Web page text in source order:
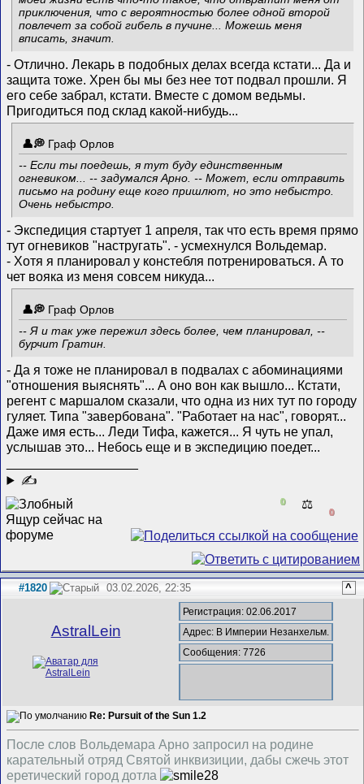
приключения, что с вероятностью более одной второй
повлечет за собой гибель в пучине... Можешь меня
вписать, значит.
- Отлично. Лекарь в подобных делах всегда кстати... Да и
защита тоже. Хрен бы мы без нее тот подвал прошли. Я
его себе забрал, кстати. Вместе с домом ведьмы.
Пригодиться под склад какой-нибудь...
Граф Орлов
-- Если ты поедешь, я тут буду единственным
огневиком... -- задумался Арно. -- Может, если отправить
письмо на родину еще кого пришлют, но это небыстро.
Очень небыстро.
- Экспедиция стартует 1 апреля, так что есть время прямо
тут огневиков "настругать". - усмехнулся Вольдемар.
- Хотя я планировал у констебля потренироваться. А то
чет вояка из меня совсем никуда...
Граф Орлов
-- Я и так уже пережил здесь более, чем планировал, --
бурчит Гратин.
- Да я тоже не планировал в подвалах с абоминациями
"отношения выяснять"... А оно вон как вышло... Кстати,
регент с маршалом сказали, что одна из них тут по городу
гуляет. Типа "завербована". "Работает на нас", говорят...
Даже имя есть... Леди Тифа, кажется... Я чуть не упал,
услышав это... Небось еще и в экспедицию поедет...
✍
0 ⚖️
0
#1820 03.02.2026, 22:35 ^
AstralLein
Регистрация: 02.06.2017
Адрес: В Империи Незанхельм.
Сообщения: 7726
Re: Pursuit of the Sun 1.2
После слов Вольдемара Арно запросил на родине
карательный отряд Святой инквизиции, дабы сжечь этот
еретический город дотла